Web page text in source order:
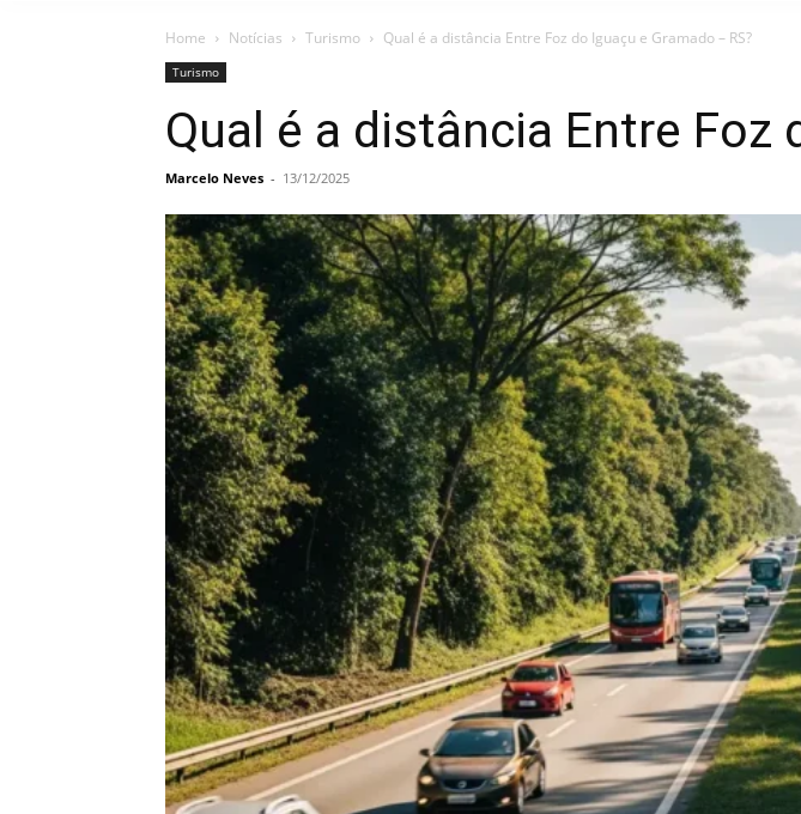
Home Notícias Turismo Qual é a distância Entre Foz do Iguaçu e Gramado – RS?
Turismo
Qual é a distância Entre Foz
Marcelo Neves - 13/12/2025